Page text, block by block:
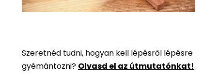
Szeretnéd tudni, hogyan kell lépésről lépésre
gyémántozni? Olvasd el az útmutatónkat!